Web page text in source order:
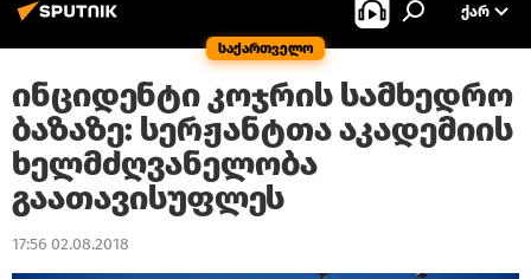
საქართველო
ᲥᲐᲠ
ინციდენტი კოჯრის სამხედრო
ბაზაზე: სერჟანტთა აკადემიის
ხელმძღვანელობა
გაათავისუფლეს
17:56 02.08.2018